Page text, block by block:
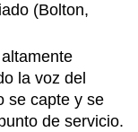
(Bolton,
la voz del
se capte y se
de servicio.